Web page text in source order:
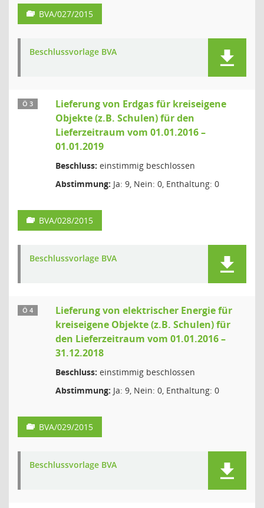
BVA/027/2015
Beschlussvorlage BVA
Ö 3
Lieferung von Erdgas für kreiseigene
Objekte (z.B. Schulen) für den
Lieferzeitraum vom 01.01.2016 –
01.01.2019
Beschluss: einstimmig beschlossen
Abstimmung: Ja: 9, Nein: 0, Enthaltung: 0
BVA/028/2015
Beschlussvorlage BVA
Ö 4
Lieferung von elektrischer Energie für
kreiseigene Objekte (z.B. Schulen) für
den Lieferzeitraum vom 01.01.2016 –
31.12.2018
Beschluss: einstimmig beschlossen
Abstimmung: Ja: 9, Nein: 0, Enthaltung: 0
BVA/029/2015
Beschlussvorlage BVA